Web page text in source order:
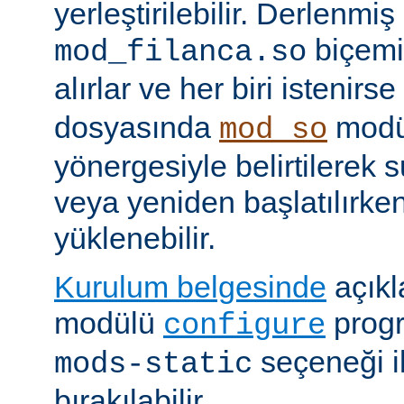
yerleştirilebilir.
mod_filanca.so
alırlar ve her biri istenirse
dosyasında mod_so
yönergesiyle belirtilerek
veya yeniden
yüklenebilir.
Kurulum belgesinde
modülü configure
mods-static seçeneği